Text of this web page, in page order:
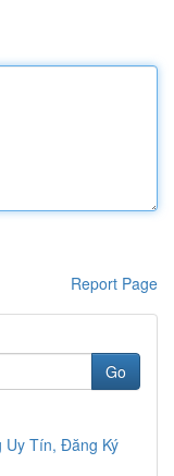
Report Page
Go
Uy Tín, Đăng Ký